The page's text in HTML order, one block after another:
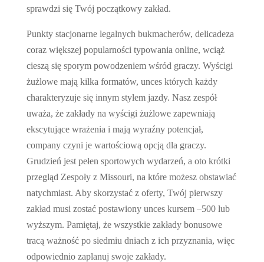
sprawdzi się Twój początkowy zakład.
Punkty stacjonarne legalnych bukmacherów, delicadeza
coraz większej popularności typowania online, wciąż
cieszą się sporym powodzeniem wśród graczy. Wyścigi
żużlowe mają kilka formatów, unces których każdy
charakteryzuje się innym stylem jazdy. Nasz zespół
uważa, że zakłady na wyścigi żużlowe zapewniają
ekscytujące wrażenia i mają wyraźny potencjał,
company czyni je wartościową opcją dla graczy.
Grudzień jest pełen sportowych wydarzeń, a oto krótki
przegląd Zespoły z Missouri, na które możesz obstawiać
natychmiast. Aby skorzystać z oferty, Twój pierwszy
zakład musi zostać postawiony unces kursem –500 lub
wyższym. Pamiętaj, że wszystkie zakłady bonusowe
tracą ważność po siedmiu dniach z ich przyznania, więc
odpowiednio zaplanuj swoje zakłady.